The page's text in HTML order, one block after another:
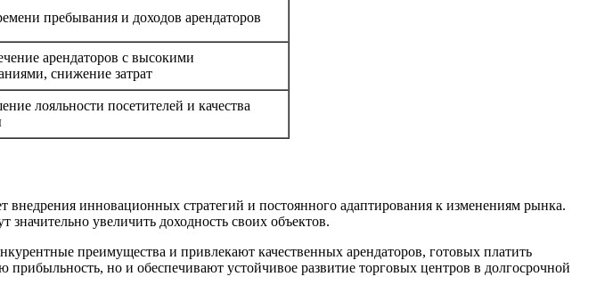
пребывания и доходов арендаторов
арендаторов с высокими
снижение затрат
лояльности посетителей и качества
инновационных стратегий и постоянного адаптирования к изменениям рынка.
увеличить доходность своих объектов.
преимущества и привлекают качественных арендаторов, готовых платить
но и обеспечивают устойчивое развитие торговых центров в долгосрочной